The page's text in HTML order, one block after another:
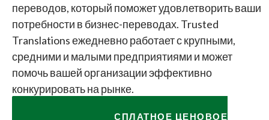
переводов, который поможет удовлетворить ваши
потребности в бизнес-переводах. Trusted
Translations ежедневно работает с крупными,
средними и малыми предприятиями и может
помочь вашей организации эффективно
конкурировать на рынке.
ЗАПРОСИТЬ БЕСПЛАТНОЕ ЦЕНОВОЕ